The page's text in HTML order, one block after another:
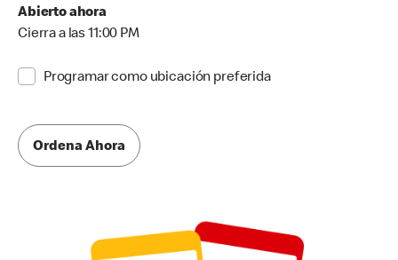
Abierto ahora
Cierra a las 11:00 PM
Programar como ubicación preferida
Ordena Ahora